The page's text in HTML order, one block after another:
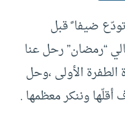
ضيفا ً قبل
“رمضان” رحل عنا
الأولى ،وحل
وننكر معظمها .